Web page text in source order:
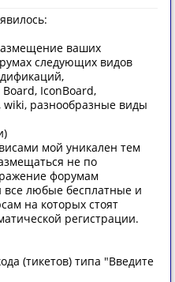
ваших
следующих видов
IconBoard,
wiki, разнообразные виды
мой уникален тем
не по
форумам
любые бесплатные и
на которых стоят
регистрации.
(тикетов) типа "Введите